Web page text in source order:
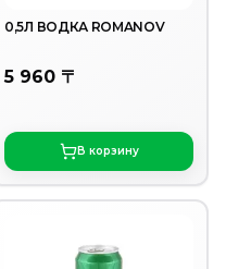
0,5Л ВОДКА ROMANOV
5 960 〒
В корзину